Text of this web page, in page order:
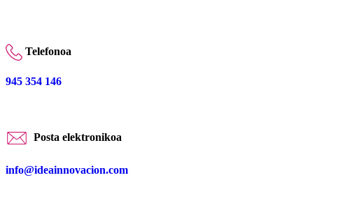
Telefonoa
945 354 146
Posta elektronikoa
info@ideainnovacion.com